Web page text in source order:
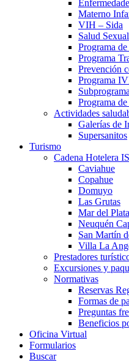
Materno
VIH – Sida
Salud
Programa
Programa
Prevención
Programa
Programa
Actividades
Galerías de
Supersanitos
Turismo
Cadena Hotelera
Caviahue
Copahue
Domuyo
Las Grutas
Mar del Plata
Neuquén
San Martín
Villa La
Prestadores
Excursiones y
Normativas
Reservas
Formas de
Preguntas
Beneficios
Oficina Virtual
Formularios
Buscar